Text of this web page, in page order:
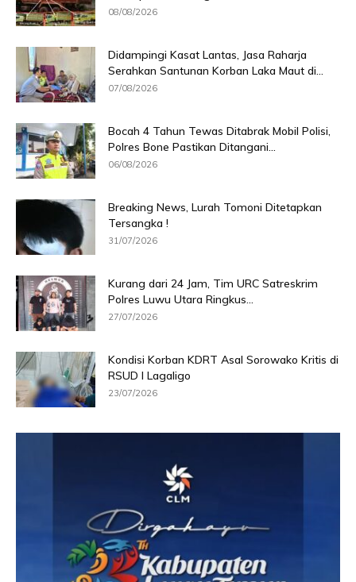
08/08/2026
Didampingi Kasat Lantas, Jasa Raharja
Serahkan Santunan Korban Laka Maut di...
07/08/2026
Bocah 4 Tahun Tewas Ditabrak Mobil Polisi,
Polres Bone Pastikan Ditangani...
06/08/2026
Breaking News, Lurah Tomoni Ditetapkan
Tersangka !
31/07/2026
Kurang dari 24 Jam, Tim URC Satreskrim
Polres Luwu Utara Ringkus...
27/07/2026
Kondisi Korban KDRT Asal Sorowako Kritis di
RSUD I Lagaligo
23/07/2026